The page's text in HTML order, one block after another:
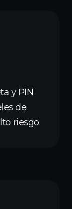
y PIN
de
riesgo.